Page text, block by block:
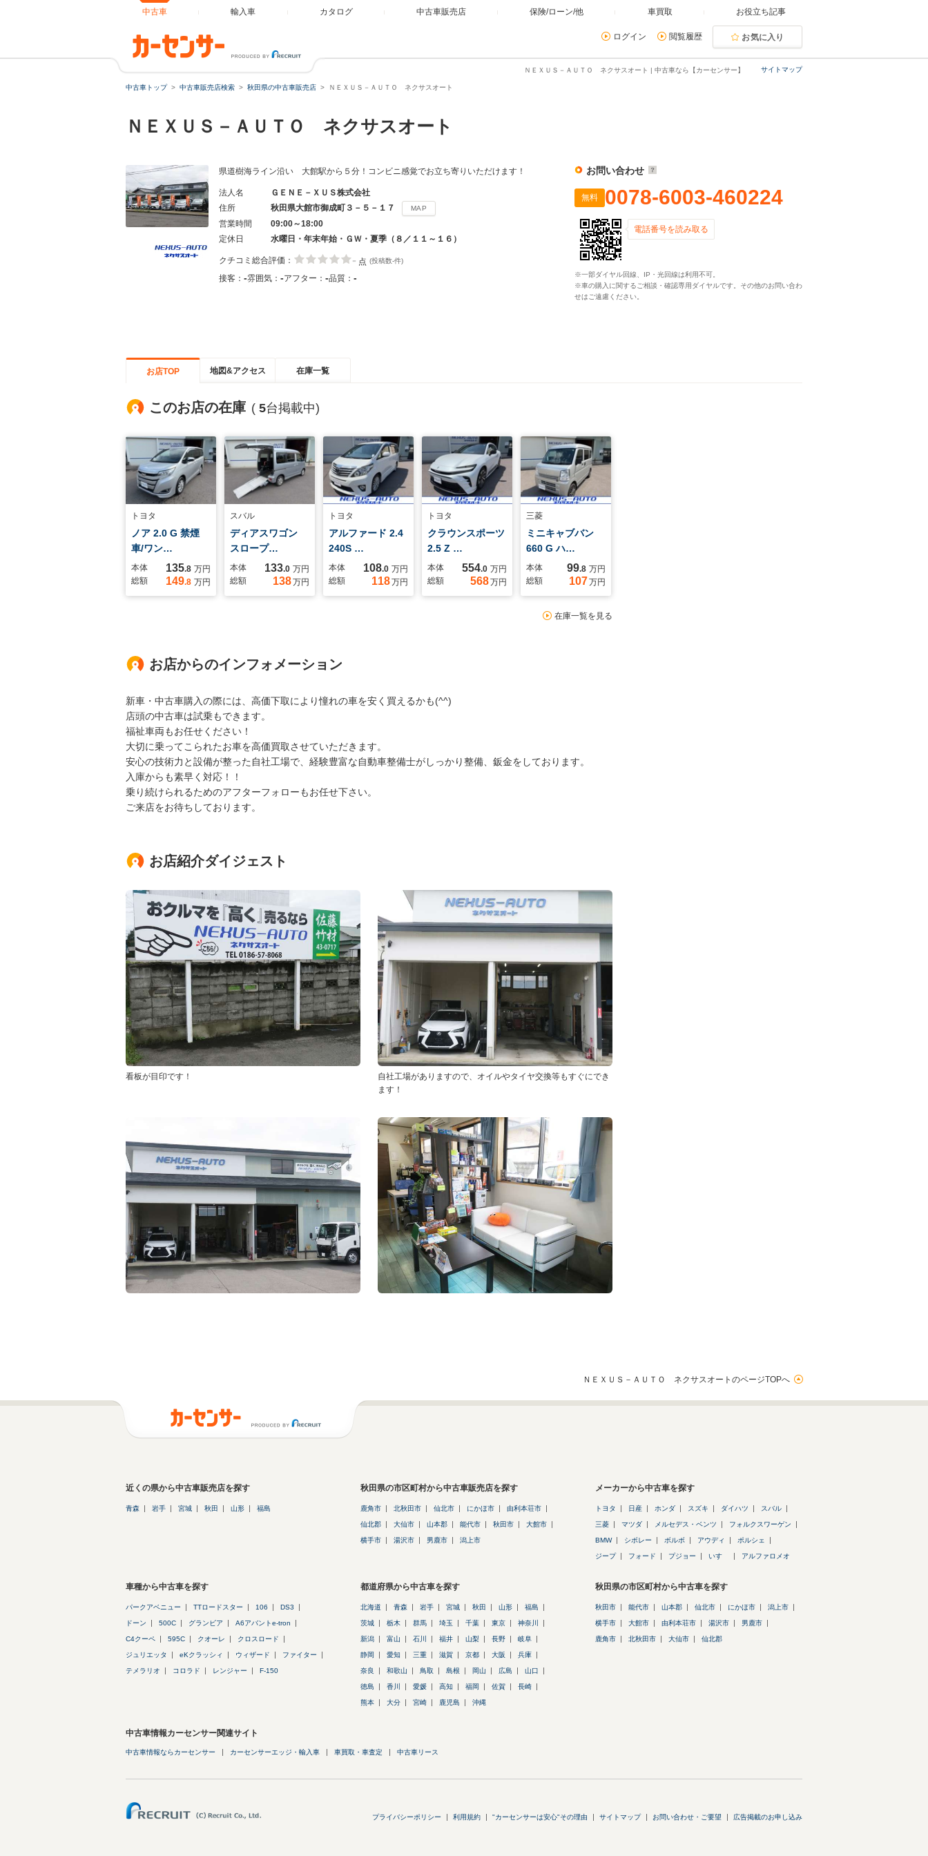
中古車 輸入車 カタログ 中古車販売店 保険/ローン/他 車買取 お役立ち記事
ログイン 閲覧履歴 お気に入り
サイトマップ
ＮＥＸＵＳ－ＡＵＴＯ ネクサスオート | 中古車なら【カーセンサー】
中古車トップ 中古車販売店検索 秋田県の中古車販売店 ＮＥＸＵＳ－ＡＵＴＯ ネクサスオート
ＮＥＸＵＳ－ＡＵＴＯ ネクサスオート
県道樹海ライン沿い 大館駅から５分！コンビニ感覚でお立ち寄りいただけます！
法人名
ＧＥＮＥ－ＸＵＳ株式会社
住所
秋田県大館市御成町３－５－１７ MAP
営業時間
09:00～18:00
定休日
水曜日・年末年始・ＧＷ・夏季（８／１１～１６）
クチコミ総合評価： - 点 (投稿数-件)
接客： -雰囲気： -アフター： -品質： -
お問い合わせ
無料 0078-6003-460224
電話番号を読み取る
※一部ダイヤル回線、IP・光回線は利用不可。
※車の購入に関するご相談・確認専用ダイヤルです。その他のお問い合わ
せはご遠慮ください。
お店TOP 地図&アクセス 在庫一覧
このお店の在庫 ( 5台掲載中)
トヨタ
ノア 2.0 G 禁煙
車/ワン…
本体 135.8 万円
総額
149.8 万円
スバル
ディアスワゴン
スロープ…
本体 133.0 万円
総額
138万円
トヨタ
アルファード 2.4
240S …
本体 108.0 万円
総額
118万円
トヨタ
クラウンスポーツ
2.5 Z …
本体 554.0 万円
総額
568万円
三菱
ミニキャブバン
660 G ハ…
本体 99.8 万円
総額
107万円
在庫一覧を見る
お店からのインフォメーション
新車・中古車購入の際には、高価下取により憧れの車を安く買えるかも(^^)
店頭の中古車は試乗もできます。
福祉車両もお任せください！
大切に乗ってこられたお車を高価買取させていただきます。
安心の技術力と設備が整った自社工場で、経験豊富な自動車整備士がしっかり整備、鈑金をしております。
入庫からも素早く対応！！
乗り続けられるためのアフターフォローもお任せ下さい。
ご来店をお待ちしております。
お店紹介ダイジェスト
看板が目印です！
自社工場がありますので、オイルやタイヤ交換等もすぐにでき
ます！
ＮＥＸＵＳ－ＡＵＴＯ ネクサスオートのページTOPへ
近くの県から中古車販売店を探す
青森 岩手 宮城 秋田 山形 福島
秋田県の市区町村から中古車販売店を探す
鹿角市 北秋田市 仙北市 にかほ市 由利本荘市
仙北郡 大仙市 山本郡 能代市 秋田市 大館市
横手市 湯沢市 男鹿市 潟上市
メーカーから中古車を探す
トヨタ 日産 ホンダ スズキ ダイハツ スバル
三菱 マツダ メルセデス・ベンツ フォルクスワーゲン
BMW シボレー ボルボ アウディ ポルシェ
ジープ フォード プジョー いすゞ アルファロメオ
車種から中古車を探す
パークアベニュー TTロードスター 106 DS3
ドーン 500C グランビア A6アバントe-tron
C4クーペ 595C クオーレ クロスロード
ジュリエッタ eKクラッシィ ウィザード ファイター
テメラリオ コロラド レンジャー F-150
都道府県から中古車を探す
北海道 青森 岩手 宮城 秋田 山形 福島
茨城 栃木 群馬 埼玉 千葉 東京 神奈川
新潟 富山 石川 福井 山梨 長野 岐阜
静岡 愛知 三重 滋賀 京都 大阪 兵庫
奈良 和歌山 鳥取 島根 岡山 広島 山口
徳島 香川 愛媛 高知 福岡 佐賀 長崎
熊本 大分 宮崎 鹿児島 沖縄
秋田県の市区町村から中古車を探す
秋田市 能代市 山本郡 仙北市 にかほ市 潟上市
横手市 大館市 由利本荘市 湯沢市 男鹿市
鹿角市 北秋田市 大仙市 仙北郡
中古車情報カーセンサー関連サイト
中古車情報ならカーセンサー カーセンサーエッジ・輸入車 車買取・車査定 中古車リース
プライバシーポリシー 利用規約 "カーセンサーは安心"その理由 サイトマップ お問い合わせ・ご要望 広告掲載のお申し込み